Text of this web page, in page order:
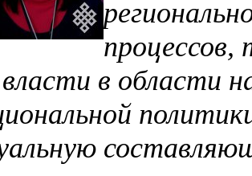
процессов,
в области